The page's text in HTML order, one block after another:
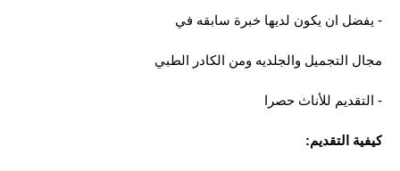
- يفضل ان يكون لديها خبرة سابقه في
مجال التجميل والجلديه ومن الكادر الطبي
- التقديم للأناث حصرا
كيفية التقديم: